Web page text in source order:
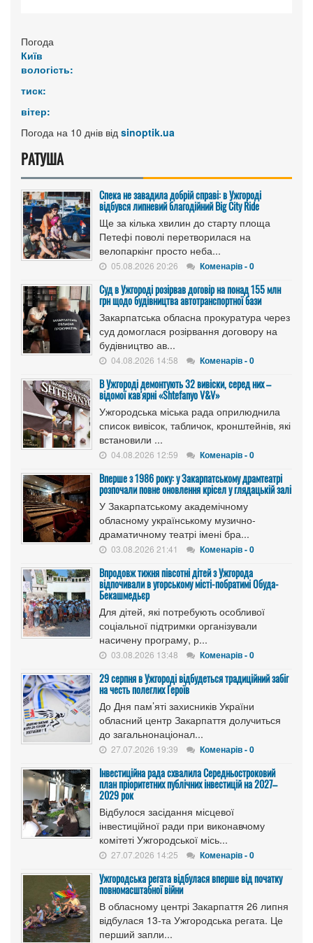
Погода
Київ
вологість:
тиск:
вітер:
Погода на 10 днів від sinoptik.ua
РАТУША
Спека не завадила добрій справі: в Ужгороді
відбувся липневий благодійний Big City Ride
Ще за кілька хвилин до старту площа
Петефі поволі перетворилася на
велопаркінг просто неба...
05.08.2026 20:26 Коменарів - 0
Cуд в Ужгороді розірвав договір на понад 155 млн
грн щодо будівництва автотранспортної бази
Закарпатська обласна прокуратура через
суд домоглася розірвання договору на
будівництво ав...
04.08.2026 14:58 Коменарів - 0
В Ужгороді демонтують 32 вивіски, серед них –
відомої кав'ярні «Shtefanyo V&V»
Ужгородська міська рада оприлюднила
список вивісок, табличок, кронштейнів, які
встановили ...
04.08.2026 12:59 Коменарів - 0
Вперше з 1986 року: у Закарпатському драмтеатрі
розпочали повне оновлення крісел у глядацькій залі
У Закарпатському академічному
обласному українському музично-
драматичному театрі імені бра...
03.08.2026 21:41 Коменарів - 0
Впродовж тижня півсотні дітей з Ужгорода
відпочивали в угорському місті-побратимі Обуда-
Бекашмедьєр
Для дітей, які потребують особливої
соціальної підтримки організували
насичену програму, р...
03.08.2026 13:48 Коменарів - 0
29 серпня в Ужгороді відбудеться традиційний забіг
на честь полеглих Героїв
До Дня пам’яті захисників України
обласний центр Закарпаття долучиться
до загальнонаціонал...
27.07.2026 19:39 Коменарів - 0
Інвестиційна рада схвалила Середньостроковий
план пріоритетних публічних інвестицій на 2027–
2029 рок
Відбулося засідання місцевої
інвестиційної ради при виконавчому
комітеті Ужгородської місь...
27.07.2026 14:25 Коменарів - 0
Ужгородська регата відбулася вперше від початку
повномасштабної війни
В обласному центрі Закарпаття 26 липня
відбулася 13-та Ужгородська регата. Це
перший запли...